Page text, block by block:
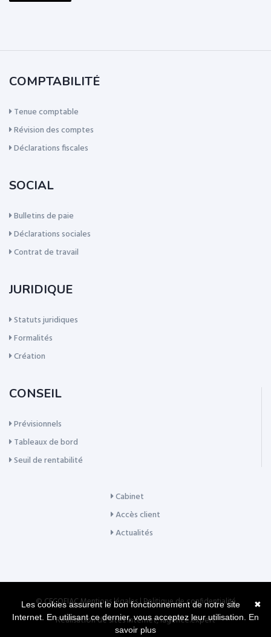
COMPTABILITÉ
Tenue comptable
Révision des comptes
Déclarations fiscales
SOCIAL
Bulletins de paie
Déclarations sociales
Contrat de travail
JURIDIQUE
Statuts juridiques
Formalités
Création
CONSEIL
Prévisionnels
Tableaux de bord
Seuil de rentabilité
Cabinet
Accès client
Actualités
© CECOFIACMentions légales|Politique de confidentialité
Réalisation de sites Internet,lagence.expert
✖
Les cookies assurent le bon fonctionnement de notre site
Internet. En utilisant ce dernier, vous acceptez leur utilisation. En
savoir plus